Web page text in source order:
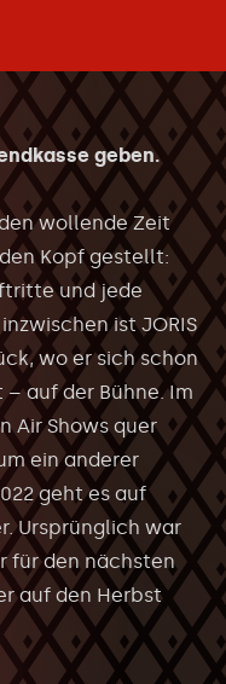
geben.
wollende Zeit
Kopf gestellt:
und jede
ist JORIS
wo er sich schon
auf der Bühne. Im
Air Shows quer
ein anderer
geht es auf
Ursprünglich war
für den nächsten
auf den Herbst